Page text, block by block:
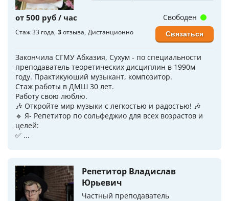
от 500 руб / час
Стаж 33 года 3отзыва Дистанционно
Закончила СГМУ Абхазия, Сухум - по специальности
преподаватель теоретических дисциплин в 1990м
году. Практикуюший музыкант, композитор.
Стаж работы в ДМШ 30 лет.
Работу свою люблю.
🎶 Откройте мир музыки с легкостью и радостью! 🎶
🔹 Я- Репетитор по сольфеджио для всех возрастов и
целей:
✅ ...
Свободен
Связаться
Репетитор Владислав
Юрьевич
Частный преподаватель